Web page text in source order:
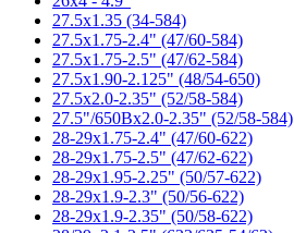
27.5x1.35 (34-584)
27.5x1.75-2.4" (47/60-584)
27.5x1.75-2.5" (47/62-584)
27.5x1.90-2.125" (48/54-650)
27.5x2.0-2.35" (52/58-584)
27.5"/650Bx2.0-2.35" (52/58-584)
28-29x1.75-2.4" (47/60-622)
28-29x1.75-2.5" (47/62-622)
28-29x1.95-2.25" (50/57-622)
28-29x1.9-2.3" (50/56-622)
28-29x1.9-2.35" (50/58-622)